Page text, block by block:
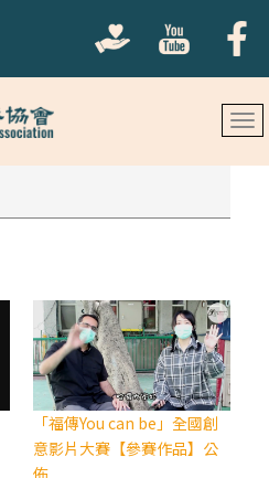
「福傳You can be」全國創
意影片大賽【參賽作品】公
佈